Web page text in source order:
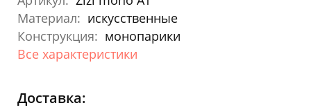
Материал: искусственные
Конструкция: монопарики
Все характеристики
Доставка: